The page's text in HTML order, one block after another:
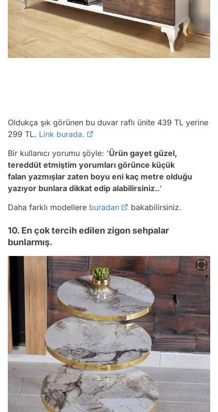
Oldukça şık görünen bu duvar raflı ünite 439 TL yerine
299 TL. Link burada.
Bir kullanıcı yorumu şöyle: 'Ürün gayet güzel,
tereddüt etmiştim yorumları görünce küçük
falan yazmışlar zaten boyu eni kaç metre olduğu
yazıyor bunlara dikkat edip alabilirsiniz..'
Daha farklı modellere buradan bakabilirsiniz.
10. En çok tercih edilen zigon sehpalar
bunlarmış.